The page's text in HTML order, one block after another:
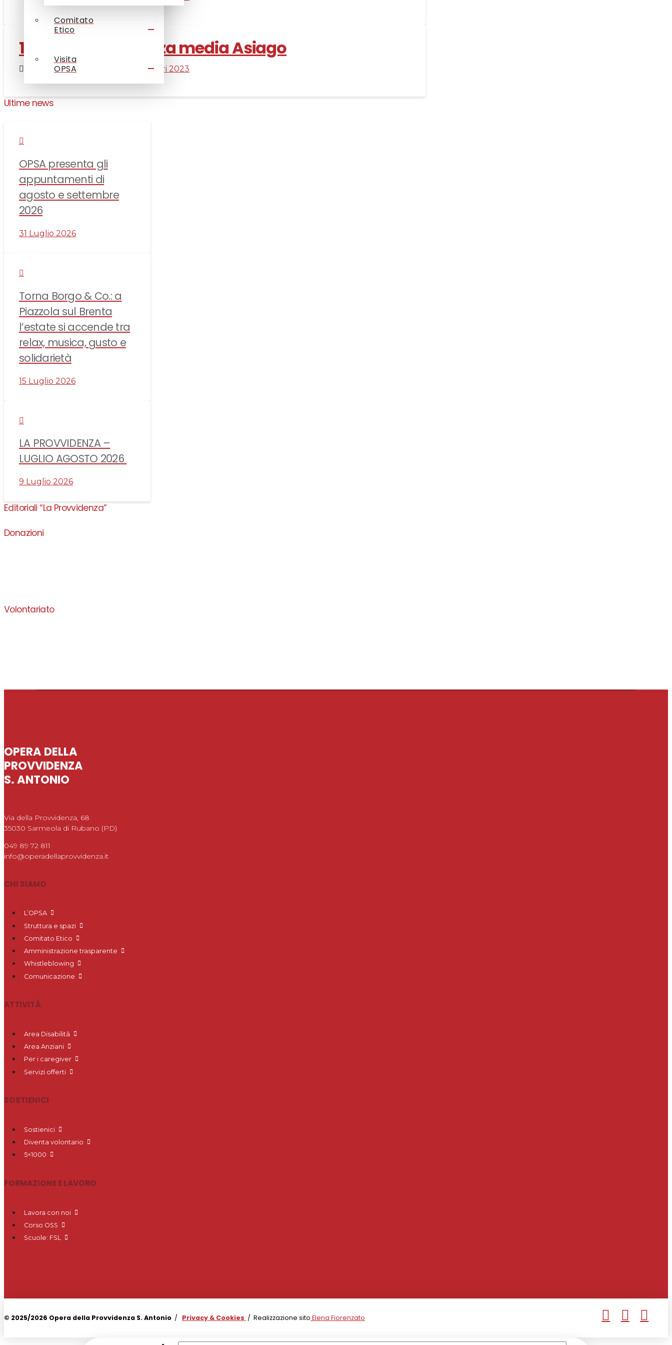
Comitato
Etico
Visita
OPSA
12 Maggio 2023 terza media Asiago
CLucato 14 Maggio 2023 Visitatori 2023
Ultime news
OPSA presenta gli
appuntamenti di
agosto e settembre
2026
31 Luglio 2026
Torna Borgo & Co.: a
Piazzola sul Brenta
l’estate si accende tra
relax, musica, gusto e
solidarietà
15 Luglio 2026
LA PROVVIDENZA –
LUGLIO AGOSTO 2026
9 Luglio 2026
Editoriali “La Provvidenza”
Donazioni
Volontariato
OPERA DELLA
PROVVIDENZA
S. ANTONIO
Via della Provvidenza, 68
35030 Sarmeola di Rubano (PD)
049 89 72 811
info@operadellaprovvidenza.it
CHI SIAMO
L’OPSA
Struttura e spazi
Comitato Etico
Amministrazione trasparente
Whistleblowing
Comunicazione
ATTIVITÀ
Area Disabilità
Area Anziani
Per i caregiver
Servizi offerti
SOSTIENICI
Sostienici
Diventa volontario
5×1000
FORMAZIONE E LAVORO
Lavora con noi
Corso OSS
Scuole: FSL
© 2025/2026 Opera della Provvidenza S. Antonio / Privacy & Cookies / Realizzazione sito Elena Fiorenzato